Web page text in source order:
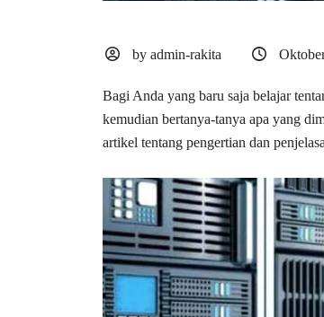
by admin-rakita
Bagi Anda yang baru saja belajar
kemudian bertanya-tanya apa yang
artikel tentang pengertian dan